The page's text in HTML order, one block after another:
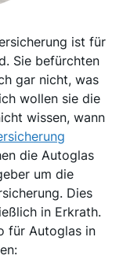
ist für
Sie befürchten
gar nicht, was
wollen sie die
wissen, wann
die Autoglas
um die
Dies
in Erkrath.
für Autoglas in